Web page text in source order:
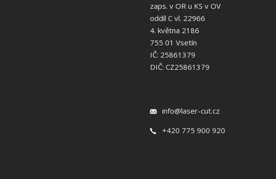
zaps. v OR u KS v OV
oddíl C vl. 22966
4. května 2186
755 01 Vsetín
IČ: 25861379
DIČ: CZ25861379
info@laser-cut.cz
+420 775 900 920